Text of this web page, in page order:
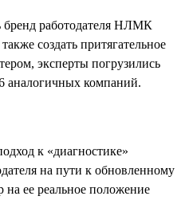
бренд работодателя НЛМК
создать притягательное
эксперты погрузились
аналогичных компаний.
к «диагностике»
на пути к обновленному
на ее реальное положение